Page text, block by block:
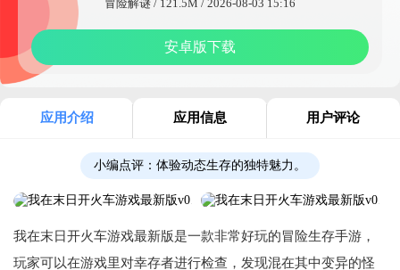
冒险解谜 / 121.5M / 2026-08-03 15:16
安卓版下载
应用介绍 应用信息 用户评论
小编点评： 体验动态生存的独特魅力。
我在末日开火车游戏最新版是一款非常好玩的冒险生存手游，
玩家可以在游戏里对幸存者进行检查，发现混在其中变异的怪